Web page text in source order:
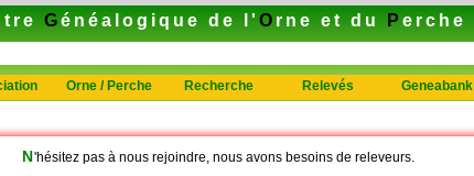
Généalogique de l' O rne et du P erche
Orne / Perche Recherche Relevés
Geneabank
N'hésitez pas à nous rejoindre, nous avons besoins de releveurs.